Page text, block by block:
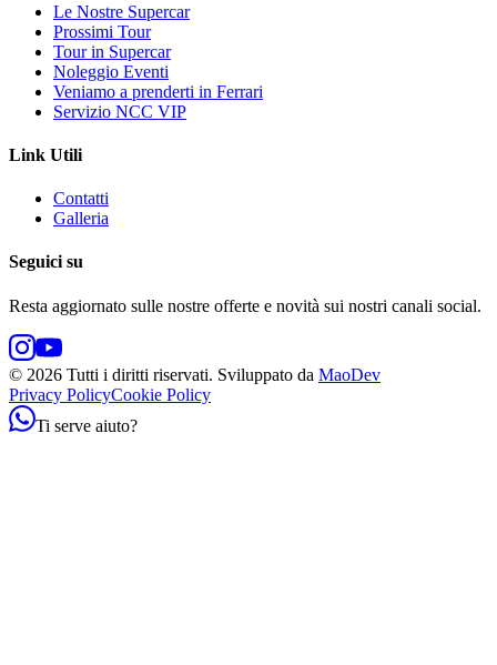
Le Nostre Supercar
Prossimi Tour
Tour in Supercar
Noleggio Eventi
Veniamo a prenderti in Ferrari
Servizio NCC VIP
Link Utili
Contatti
Galleria
Seguici su
Resta aggiornato sulle nostre offerte e novità sui nostri canali social.
© 2026 Tutti i diritti riservati. Sviluppato da MaoDev
Privacy PolicyCookie Policy
Ti serve aiuto?